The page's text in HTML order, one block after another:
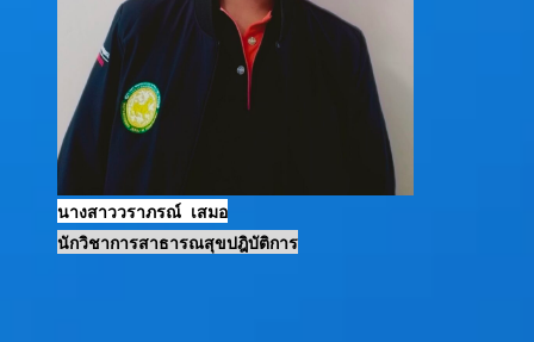
นางสาววราภรณ์ เสมอ
นักวิชาการสาธารณสุขปฎิบัติการ